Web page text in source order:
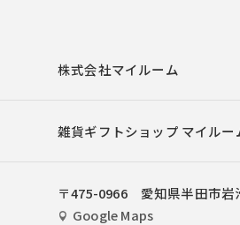
株式会社マイルーム
雑貨ギフトショップ マイルー
〒475-0966 愛知県半田市岩
Google Maps